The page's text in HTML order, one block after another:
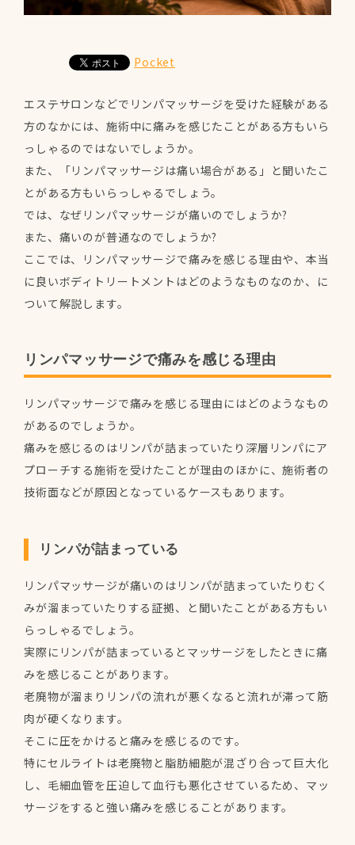
Pocket
エステサロンなどでリンパマッサージを受けた経験がある
方のなかには、施術中に痛みを感じたことがある方もいら
っしゃるのではないでしょうか。
また、「リンパマッサージは痛い場合がある」と聞いたこ
とがある方もいらっしゃるでしょう。
では、なぜリンパマッサージが痛いのでしょうか?
また、痛いのが普通なのでしょうか?
ここでは、リンパマッサージで痛みを感じる理由や、本当
に良いボディトリートメントはどのようなものなのか、に
ついて解説します。
リンパマッサージで痛みを感じる理由
リンパマッサージで痛みを感じる理由にはどのようなもの
があるのでしょうか。
痛みを感じるのはリンパが詰まっていたり深層リンパにア
プローチする施術を受けたことが理由のほかに、施術者の
技術面などが原因となっているケースもあります。
リンパが詰まっている
リンパマッサージが痛いのはリンパが詰まっていたりむく
みが溜まっていたりする証拠、と聞いたことがある方もい
らっしゃるでしょう。
実際にリンパが詰まっているとマッサージをしたときに痛
みを感じることがあります。
老廃物が溜まりリンパの流れが悪くなると流れが滞って筋
肉が硬くなります。
そこに圧をかけると痛みを感じるのです。
特にセルライトは老廃物と脂肪細胞が混ざり合って巨大化
し、毛細血管を圧迫して血行も悪化させているため、マッ
サージをすると強い痛みを感じることがあります。